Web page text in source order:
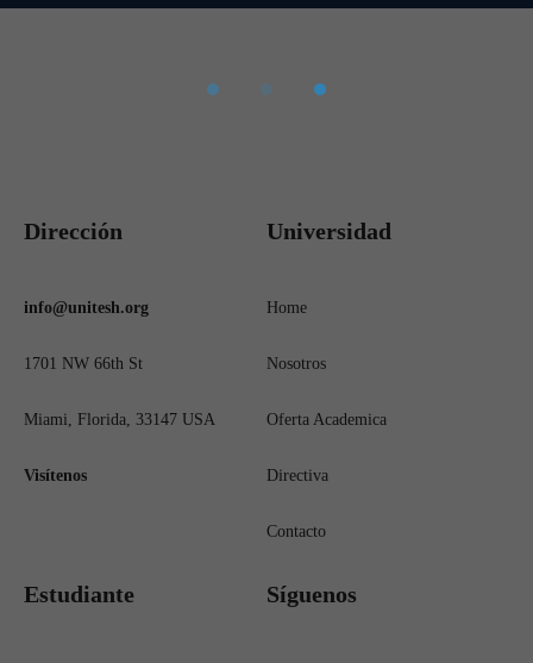
Dirección
info@unitesh.org
1701 NW 66th St
Miami, Florida, 33147 USA
Visítenos
Universidad
Home
Nosotros
Oferta Academica
Directiva
Contacto
Estudiante Síguenos